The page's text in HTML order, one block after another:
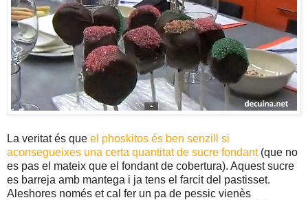
La veritat és que el phoskitos és ben senzill si
aconsegueixes una certa quantitat de sucre fondant(que no
es pas el mateix que el fondant de cobertura). Aquest sucre
es barreja amb mantega i ja tens el farcit del pastisset.
Aleshores només et cal fer un pa de pessic vienès